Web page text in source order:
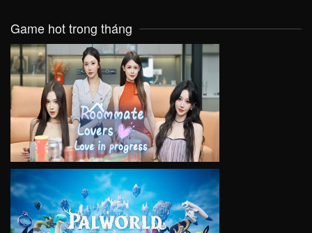
Game hot trong tháng
VIEW
VIEW